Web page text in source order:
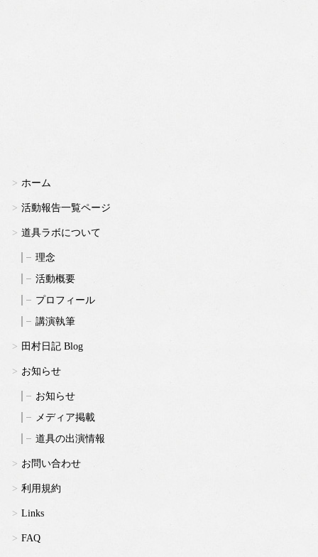
ホーム
活動報告一覧ページ
道具ラボについて
理念
活動概要
プロフィール
講演執筆
田村日記 Blog
お知らせ
お知らせ
メディア掲載
道具の出演情報
お問い合わせ
利用規約
Links
FAQ